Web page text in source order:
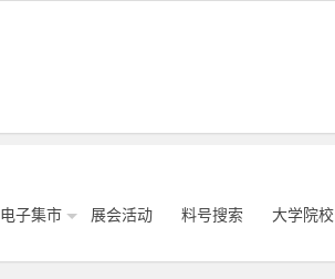
电子集市 展会活动 料号搜索 大学院校